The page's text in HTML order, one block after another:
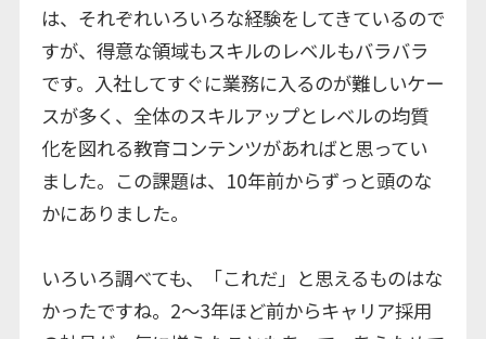
は、それぞれいろいろな経験をしてきているので
すが、得意な領域もスキルのレベルもバラバラ
です。入社してすぐに業務に入るのが難しいケー
スが多く、全体のスキルアップとレベルの均質
化を図れる教育コンテンツがあればと思ってい
ました。この課題は、10年前からずっと頭のな
かにありました。
いろいろ調べても、「これだ」と思えるものはな
かったですね。2～3年ほど前からキャリア採用